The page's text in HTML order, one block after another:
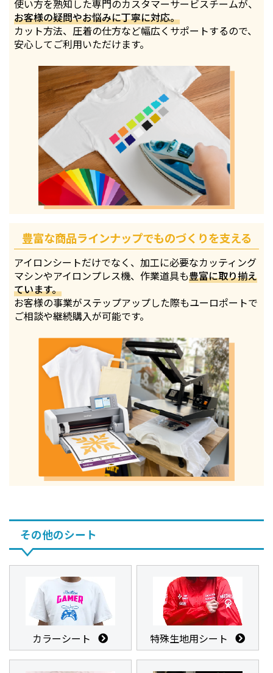
使い方を熟知した専門のカスタマーサービスチームが、
お客様の疑問やお悩みに丁寧に対応。
カット方法、圧着の仕方など幅広くサポートするので、
安心してご利用いただけます。
豊富な商品ラインナップでものづくりを支える
アイロンシートだけでなく、加工に必要なカッティング
マシンやアイロンプレス機、作業道具も豊富に取り揃え
ています。
お客様の事業がステップアップした際もユーロポートで
ご相談や継続購入が可能です。
その他のシート
カラーシート 特殊生地用シート